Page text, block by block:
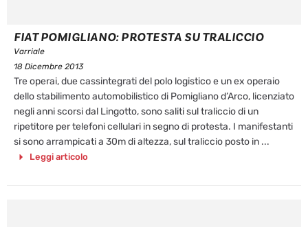
FIAT POMIGLIANO: PROTESTA SU TRALICCIO
Varriale
18 Dicembre 2013
Tre operai, due cassintegrati del polo logistico e un ex operaio
dello stabilimento automobilistico di Pomigliano d’Arco, licenziato
negli anni scorsi dal Lingotto, sono saliti sul traliccio di un
ripetitore per telefoni cellulari in segno di protesta. I manifestanti
si sono arrampicati a 30m di altezza, sul traliccio posto in ...
Leggi articolo